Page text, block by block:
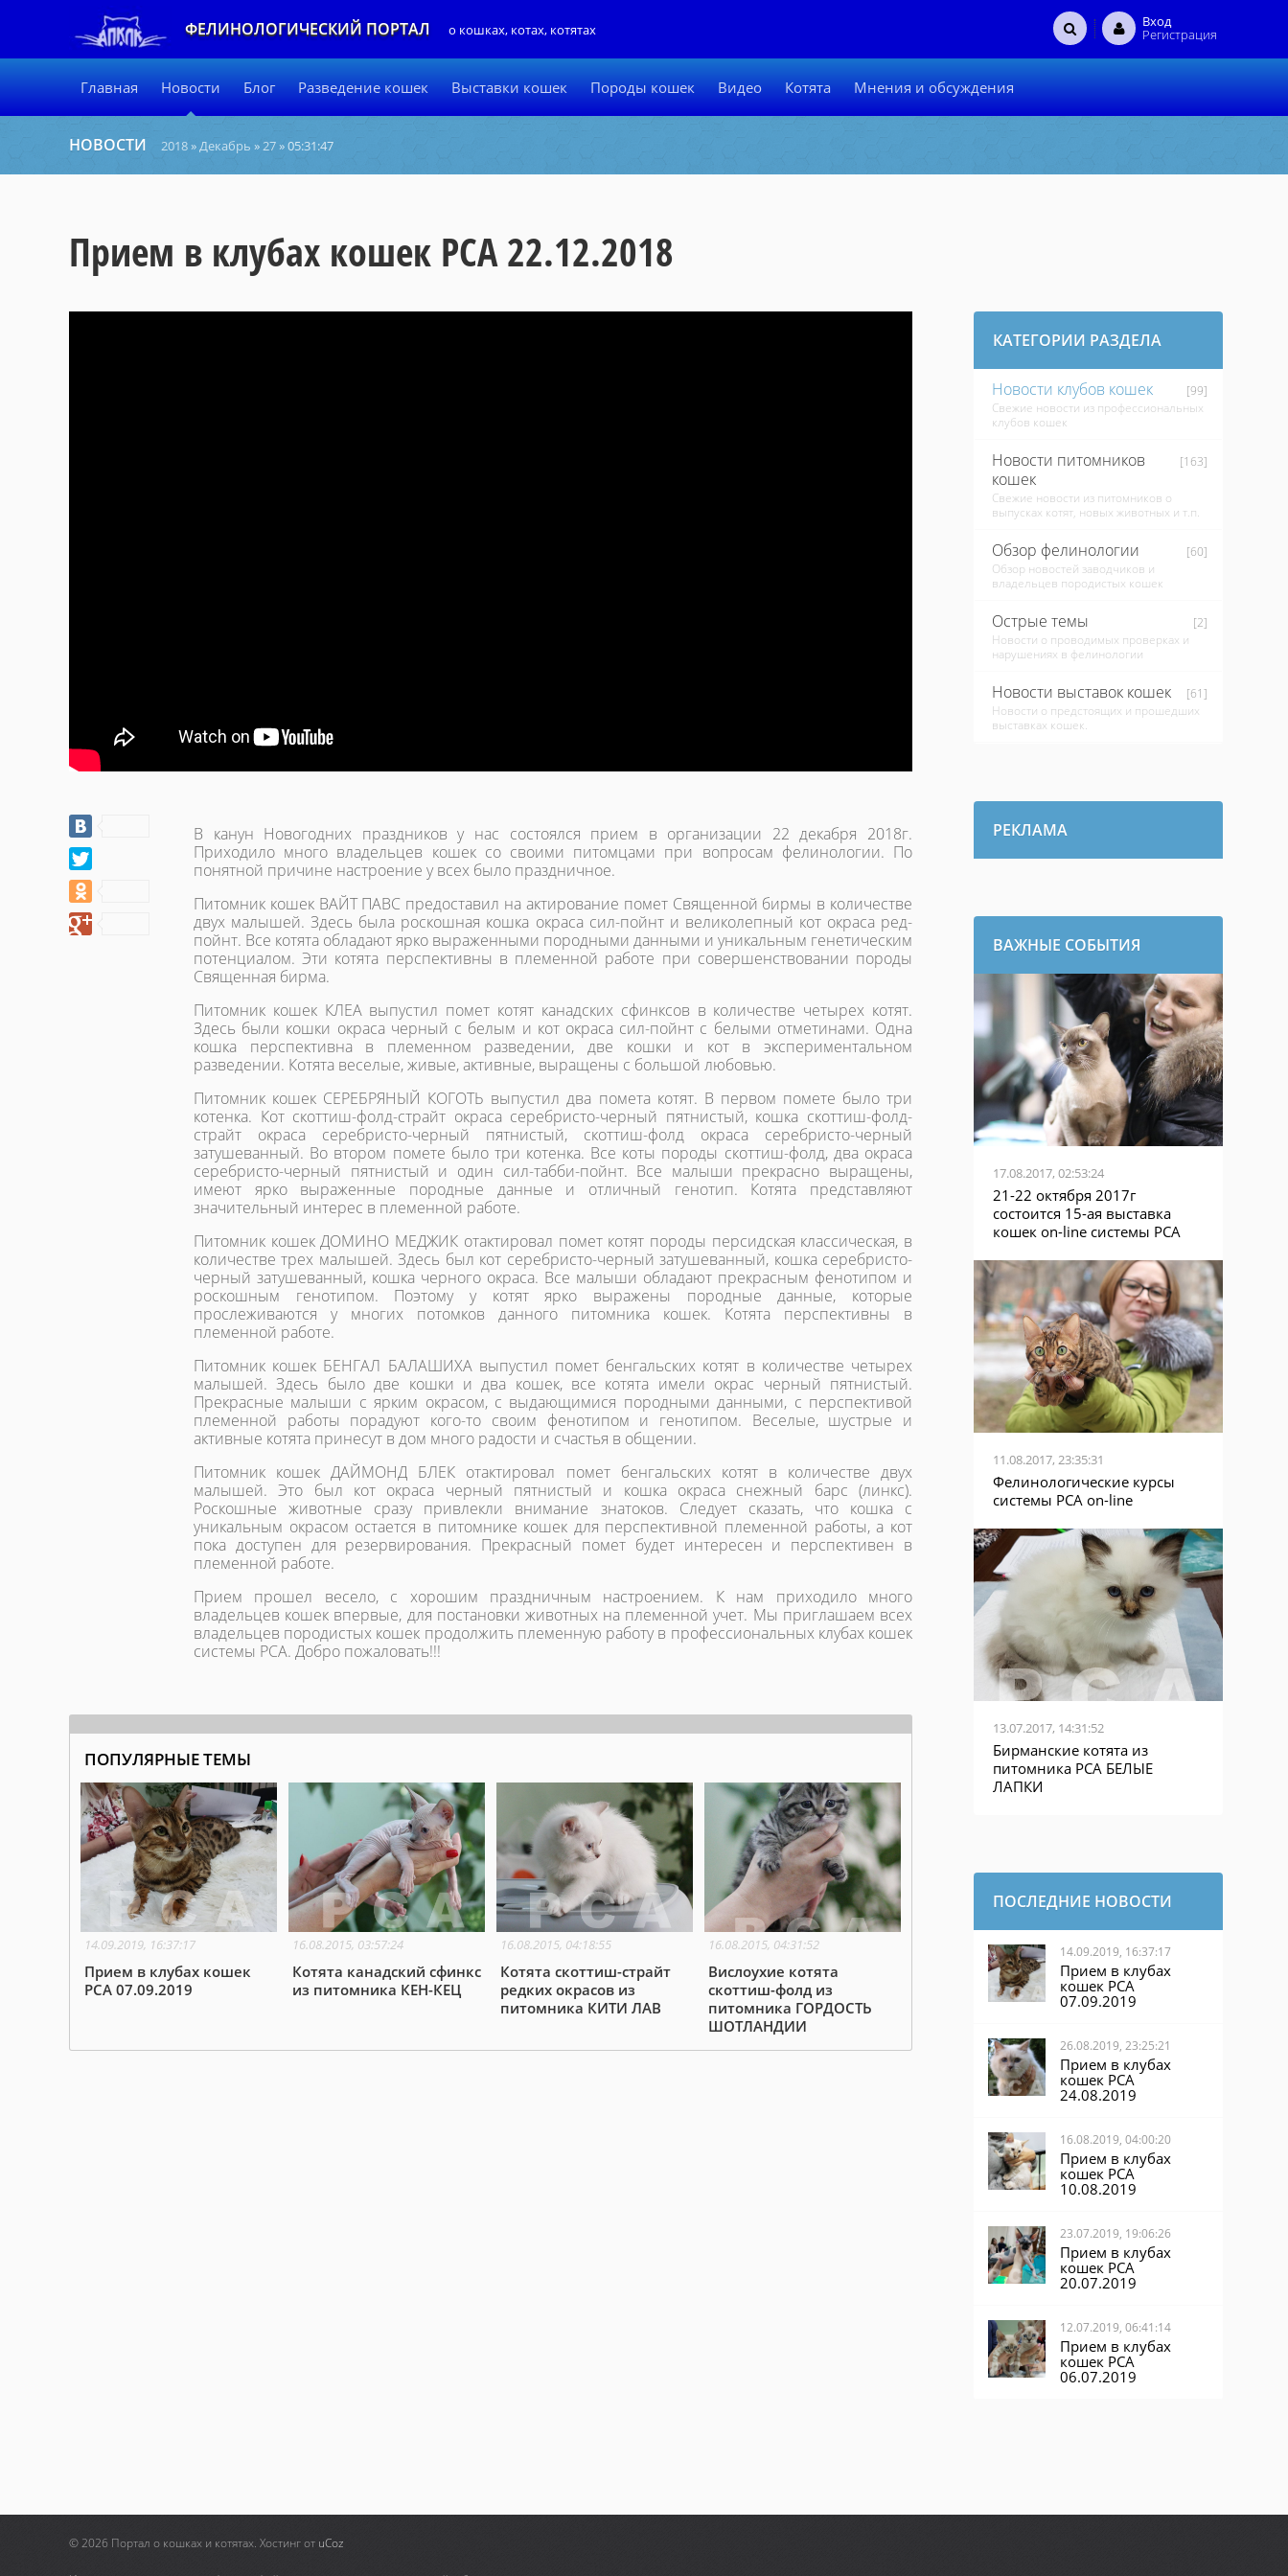
ФЕЛИНОЛОГИЧЕСКИЙ ПОРТАЛ о кошках, котах, котятах Вход
Регистрация
Главная Новости Блог Разведение кошек Выставки кошек Породы кошек Видео Котята Мнения и обсуждения
НОВОСТИ 2018»Декабрь »27» 05:31:47
Прием в клубах кошек PCA 22.12.2018
В канун Новогодних праздников у нас состоялся прием в организации 22 декабря 2018г.
Приходило много владельцев кошек со своими питомцами при вопросам фелинологии. По
понятной причине настроение у всех было праздничное.
Питомник кошек ВАЙТ ПАВС предоставил на актирование помет Священной бирмы в количестве
двух малышей. Здесь была роскошная кошка окраса сил-пойнт и великолепный кот окраса ред-
пойнт. Все котята обладают ярко выраженными породными данными и уникальным генетическим
потенциалом. Эти котята перспективны в племенной работе при совершенствовании породы
Священная бирма.
Питомник кошек КЛЕА выпустил помет котят канадских сфинксов в количестве четырех котят.
Здесь были кошки окраса черный с белым и кот окраса сил-пойнт с белыми отметинами. Одна
кошка перспективна в племенном разведении, две кошки и кот в экспериментальном
разведении. Котята веселые, живые, активные, выращены с большой любовью.
Питомник кошек СЕРЕБРЯНЫЙ КОГОТЬ выпустил два помета котят. В первом помете было три
котенка. Кот скоттиш-фолд-страйт окраса серебристо-черный пятнистый, кошка скоттиш-фолд-
страйт окраса серебристо-черный пятнистый, скоттиш-фолд окраса серебристо-черный
затушеванный. Во втором помете было три котенка. Все коты породы скоттиш-фолд, два окраса
серебристо-черный пятнистый и один сил-табби-пойнт. Все малыши прекрасно выращены,
имеют ярко выраженные породные данные и отличный генотип. Котята представляют
значительный интерес в племенной работе.
Питомник кошек ДОМИНО МЕДЖИК отактировал помет котят породы персидская классическая, в
количестве трех малышей. Здесь был кот серебристо-черный затушеванный, кошка серебристо-
черный затушеванный, кошка черного окраса. Все малыши обладают прекрасным фенотипом и
роскошным генотипом. Поэтому у котят ярко выражены породные данные, которые
прослеживаются у многих потомков данного питомника кошек. Котята перспективны в
племенной работе.
Питомник кошек БЕНГАЛ БАЛАШИХА выпустил помет бенгальских котят в количестве четырех
малышей. Здесь было две кошки и два кошек, все котята имели окрас черный пятнистый.
Прекрасные малыши с ярким окрасом, с выдающимися породными данными, с перспективой
племенной работы порадуют кого-то своим фенотипом и генотипом. Веселые, шустрые и
активные котята принесут в дом много радости и счастья в общении.
Питомник кошек ДАЙМОНД БЛЕК отактировал помет бенгальских котят в количестве двух
малышей. Это был кот окраса черный пятнистый и кошка окраса снежный барс (линкс).
Роскошные животные сразу привлекли внимание знатоков. Следует сказать, что кошка с
уникальным окрасом остается в питомнике кошек для перспективной племенной работы, а кот
пока доступен для резервирования. Прекрасный помет будет интересен и перспективен в
племенной работе.
Прием прошел весело, с хорошим праздничным настроением. К нам приходило много
владельцев кошек впервые, для постановки животных на племенной учет. Мы приглашаем всех
владельцев породистых кошек продолжить племенную работу в профессиональных клубах кошек
системы РСА. Добро пожаловать!!!
ПОПУЛЯРНЫЕ ТЕМЫ
14.09.2019, 16:37:17
Прием в клубах кошек
PCA 07.09.2019
16.08.2015, 03:57:24
Котята канадский сфинкс
из питомника КЕН-КЕЦ
16.08.2015, 04:18:55
Котята скоттиш-страйт
редких окрасов из
питомника КИТИ ЛАВ
16.08.2015, 04:31:52
Вислоухие котята
скоттиш-фолд из
питомника ГОРДОСТЬ
ШОТЛАНДИИ
КАТЕГОРИИ РАЗДЕЛА
Новости клубов кошек
[99]
Свежие новости из профессиональных
клубов кошек
Новости питомников
кошек
[163]
Свежие новости из питомников о
выпусках котят, новых животных и т.п.
Обзор фелинологии
[60]
Обзор новостей заводчиков и
владельцев породистых кошек
Острые темы
[2]
Новости о проводимых проверках и
нарушениях в фелинологии
Новости выставок кошек
[61]
Новости о предстоящих и прошедших
выставках кошек.
РЕКЛАМА
ВАЖНЫЕ СОБЫТИЯ
17.08.2017, 02:53:24
21-22 октября 2017г
состоится 15-ая выставка
кошек on-line системы PCA
11.08.2017, 23:35:31
Фелинологические курсы
системы PCA on-line
13.07.2017, 14:31:52
Бирманские котята из
питомника PCA БЕЛЫЕ
ЛАПКИ
ПОСЛЕДНИЕ НОВОСТИ
14.09.2019, 16:37:17
Прием в клубах
кошек PCA
07.09.2019
26.08.2019, 23:25:21
Прием в клубах
кошек PCA
24.08.2019
16.08.2019, 04:00:20
Прием в клубах
кошек PCA
10.08.2019
23.07.2019, 19:06:26
Прием в клубах
кошек PCA
20.07.2019
12.07.2019, 06:41:14
Прием в клубах
кошек PCA
06.07.2019
© 2026 Портал о кошках и котятах. Хостинг от uCoz